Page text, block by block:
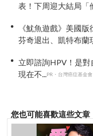
表！下周迎大結局「
《魷魚遊戲》美國
芬奇退出、凱特布蘭
立即諮詢HPV！是
現在不...PR・台灣癌症基金會
您也可能喜歡這些文章